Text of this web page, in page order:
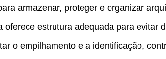
armazenar, proteger e organizar
estrutura adequada para evitar
o empilhamento e a identificação,